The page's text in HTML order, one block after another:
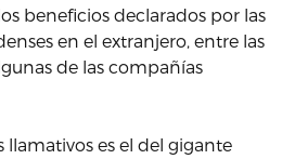
beneficios declarados por las
en el extranjero, entre las
de las compañías
llamativos es el del gigante